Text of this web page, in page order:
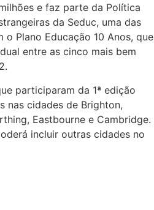
e faz parte da Política
da Seduc, uma das
Plano Educação 10 Anos, que
entre as cinco mais bem
participaram da 1ª edição
nas cidades de Brighton,
Eastbourne e Cambridge.
incluir outras cidades no